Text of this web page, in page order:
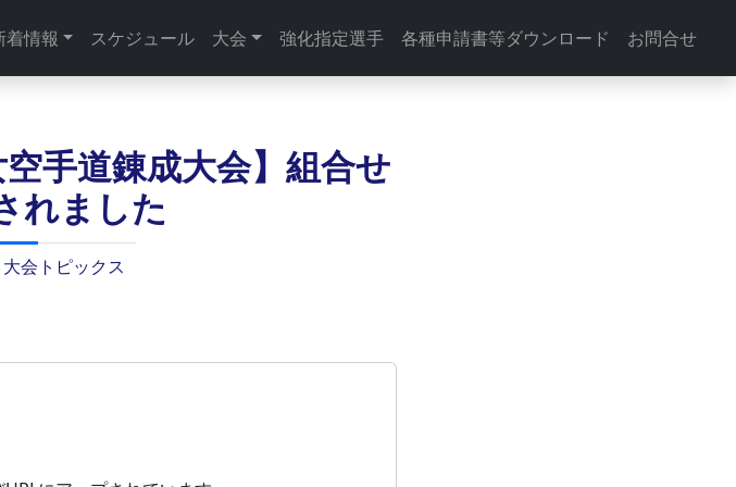
着情報 スケジュール 大会 強化指定選手 各種申請書等ダウンロード お問合せ
空手道錬成大会】組合せ
れました
大会トピックス